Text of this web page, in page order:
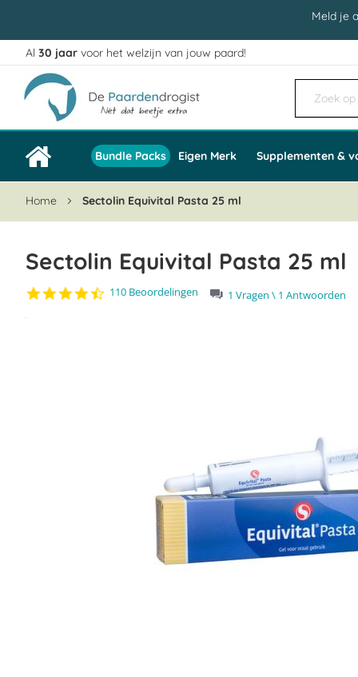
Meld je
Ga
naar
de
inhoud
Al 30 jaar voor het welzijn van jouw paard!
Bundle Packs Eigen Merk Supplementen &
Home Sectolin Equivital Pasta 25 ml
Sectolin Equivital Pasta 25 ml
4.5
110 Beoordelingen
1 Vragen \ 1 Antwoorden